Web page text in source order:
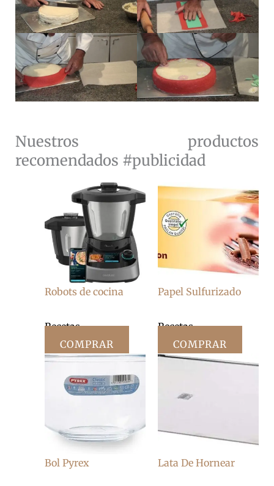
Nuestros productos
recomendados #publicidad
Robots de cocina
Recetas
COMPRAR
Papel Sulfurizado
Recetas
COMPRAR
Bol Pyrex Lata De Hornear